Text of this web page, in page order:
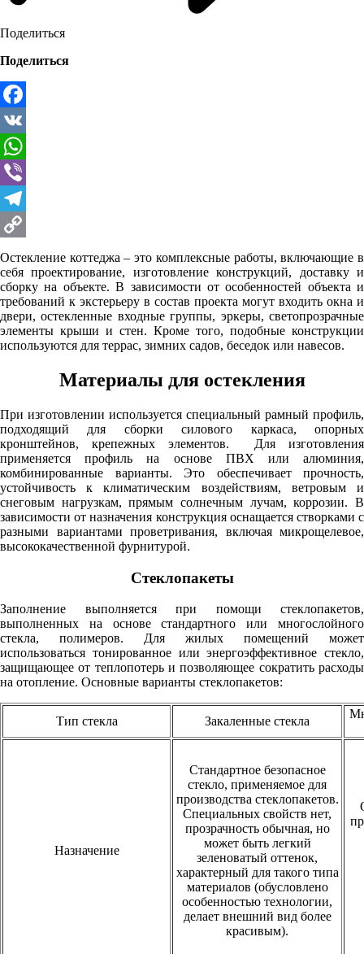
Поделиться
Поделиться
Facebook
VK
WhatsApp
Viber
Telegram
Copy
Link
Остекление коттеджа – это комплексные работы, включающие в
себя проектирование, изготовление конструкций, доставку и
сборку на объекте. В зависимости от особенностей объекта и
требований к экстерьеру в состав проекта могут входить окна и
двери, остекленные входные группы, эркеры, светопрозрачные
элементы крыши и стен. Кроме того, подобные конструкции
используются для террас, зимних садов, беседок или навесов.
Материалы для остекления
При изготовлении используется специальный рамный профиль,
подходящий для сборки силового каркаса, опорных
кронштейнов, крепежных элементов. Для изготовления
применяется профиль на основе ПВХ или алюминия,
комбинированные варианты. Это обеспечивает прочность,
устойчивость к климатическим воздействиям, ветровым и
снеговым нагрузкам, прямым солнечным лучам, коррозии. В
зависимости от назначения конструкция оснащается створками с
разными вариантами проветривания, включая микрощелевое,
высококачественной фурнитурой.
Стеклопакеты
Заполнение выполняется при помощи стеклопакетов,
выполненных на основе стандартного или многослойного
стекла, полимеров. Для жилых помещений может
использоваться тонированное или энергоэффективное стекло,
защищающее от теплопотерь и позволяющее сократить расходы
на отопление. Основные варианты стеклопакетов:
Тип стекла Закаленные стекла
Назначение
Стандартное безопасное
стекло, применяемое для
производства стеклопакетов.
Специальных свойств нет,
прозрачность обычная, но
может быть легкий
зеленоватый оттенок,
характерный для такого типа
материалов (обусловлено
особенностью технологии,
делает внешний вид более
красивым).